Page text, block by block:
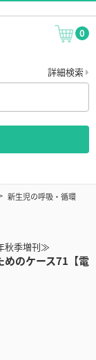
0
詳細検索
新生児の呼吸・循環
秋季増刊≫
のケース71【電